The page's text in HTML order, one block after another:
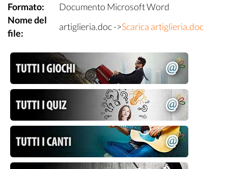
Formato:
Documento Microsoft Word
Nome del
file:
artiglieria.doc ->Scarica artiglieria.doc